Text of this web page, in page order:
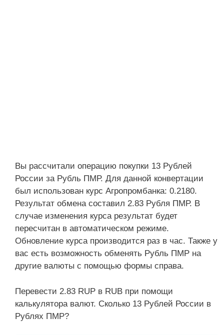
Вы рассчитали операцию покупки 13 Рублей
России за Рубль ПМР. Для данной конвертации
был использован курс Агропромбанка: 0.2180.
Результат обмена составил 2.83 Рубля ПМР. В
случае изменения курса результат будет
пересчитан в автоматическом режиме.
Обновление курса производится раз в час. Также у
вас есть возможность обменять Рубль ПМР на
другие валюты с помощью формы справа.
Перевести 2.83 RUP в RUB при помощи
калькулятора валют. Сколько 13 Рублей России в
Рублях ПМР?